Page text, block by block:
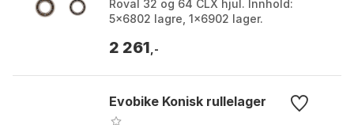
Roval 32 og 64 CLX hjul. Innhold:
5x6802 lagre, 1x6902 lager.
takket være beskyttend...
2 261 ,-
Evobike Konisk rullelager